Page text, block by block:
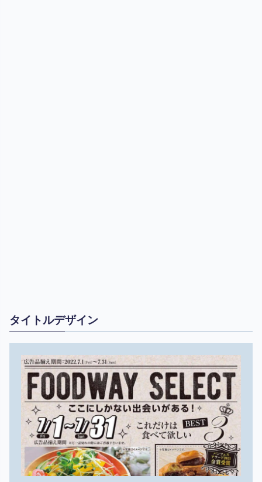
タイトルデザイン